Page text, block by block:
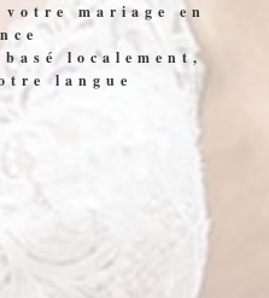
mariage en
localement,
langue